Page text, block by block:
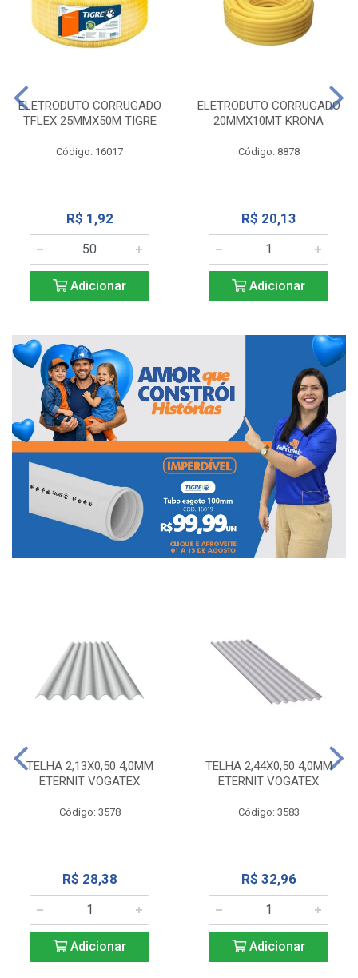
ELETRODUTO CORRUGADO
TFLEX 25MMX50M TIGRE
Código: 16017
R$ 1,92
Adicionar
ELETRODUTO CORRUGADO
20MMX10MT KRONA
Código: 8878
R$ 20,13
Adicionar
TELHA 2,13X0,50 4,0MM
ETERNIT VOGATEX
Código: 3578
R$ 28,38
Adicionar
TELHA 2,44X0,50 4,0MM
ETERNIT VOGATEX
Código: 3583
R$ 32,96
Adicionar